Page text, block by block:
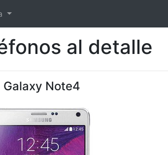
al detalle
Galaxy Note4